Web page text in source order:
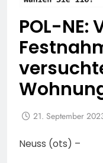
POL-NE:
21. September
Neuss (ots) –